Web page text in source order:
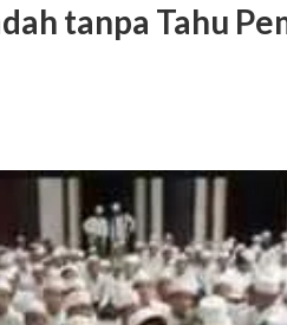
tanpa Tahu